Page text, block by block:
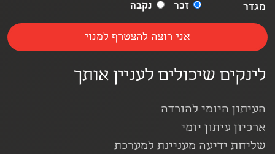
מגדר
זכר נקבה
לינקים שיכולים לעניין אותך
העיתון היומי להורדה
ארכיון עיתון יומי
שליחת ידיעה מעניינת למערכת